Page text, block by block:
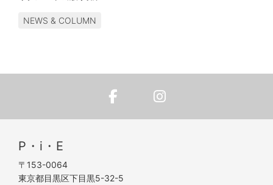
NEWS & COLUMN
P・i・E
〒153-0064
東京都目黒区下目黒5-32-5